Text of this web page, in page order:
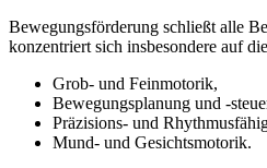
Bewegungsförderung schließt alle
konzentriert sich insbesondere auf
Grob- und Feinmotorik,
Bewegungsplanung und -
Präzisions- und
Mund- und Gesichtsmotorik.